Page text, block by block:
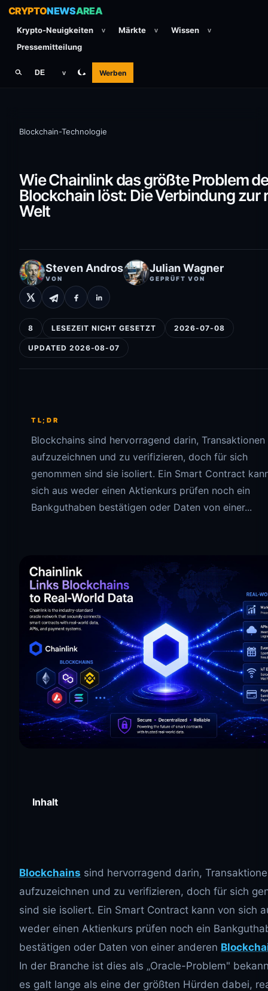
CRYPTONEWSAREA
Krypto-Neuigkeiten v Märkte v Wissen v
Pressemitteilung
DE v Werben
Blockchain-Technologie
Wie Chainlink das größte Problem
Blockchain löst: Die Verbindung zur
Welt
Steven Andros
VON
Julian Wagner
GEPRÜFT VON
8 LESEZEIT NICHT GESETZT 2026-07-08
UPDATED 2026-08-07
TL;DR
Blockchains sind hervorragend darin, Transaktionen
aufzuzeichnen und zu verifizieren, doch für sich
genommen sind sie isoliert. Ein Smart Contract
sich aus weder einen Aktienkurs prüfen noch ein
Bankguthaben bestätigen oder Daten von einer...
Inhalt
Blockchains sind hervorragend darin,
aufzuzeichnen und zu verifizieren, doch für sich
sind sie isoliert. Ein Smart Contract kann von sich
weder einen Aktienkurs prüfen noch ein
bestätigen oder Daten von einer anderen
In der Branche ist dies als „Oracle-Problem"
es galt lange als eine der größten Hürden dabei,